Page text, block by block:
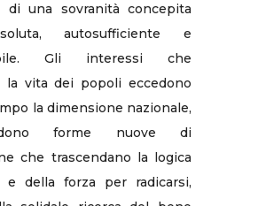
di una sovranità concepita
autosufficiente e
Gli interessi che
la vita dei popoli eccedono
la dimensione nazionale,
forme nuove di
che trascendano la logica
della forza per radicarsi,